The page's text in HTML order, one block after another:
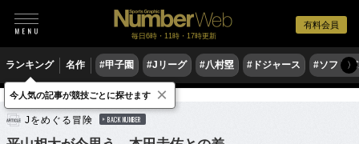
有料会員
毎日6時・11時・17時更新
ランキング 名作 #甲子園 #Jリーグ #八村塁 #ドジャース #ソフト〉
サッカー Jリーグ
Jをめぐる冒険 BACK NUMBER
今人気の記事が競技ごとに探せます ×